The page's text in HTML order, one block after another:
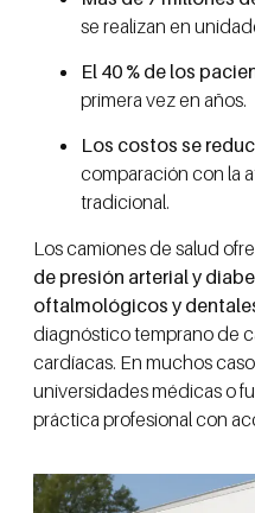
se realizan en
El 40 % de los
primera vez en años.
Los costos se
comparación con la
tradicional.
Los camiones de salud
de presión arterial y
oftalmológicos y
diagnóstico temprano de
cardíacas. En muchos
universidades médicas o
práctica profesional con